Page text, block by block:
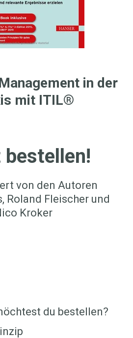
in der
mit ITIL®
von den Autoren
Roland Fleischer und
Kroker
du bestellen?